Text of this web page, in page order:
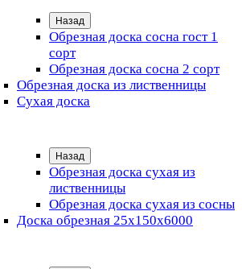
Назад
Обрезная доска сосна гост 1
сорт
Обрезная доска сосна 2 сорт
Обрезная доска из лиственницы
Сухая доска
Назад
Обрезная доска сухая из
лиственницы
Обрезная доска сухая из сосны
Доска обрезная 25х150х6000